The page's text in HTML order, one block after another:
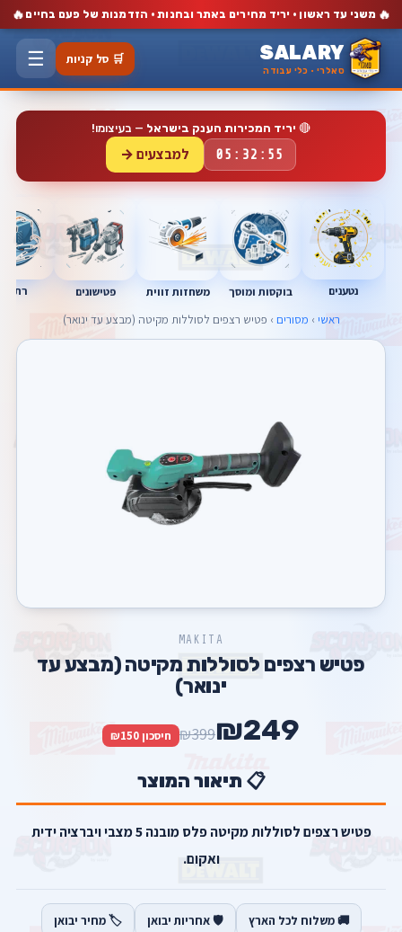
🔥 משני עד ראשון · יריד מחירים באתר ובחנות · הזדמנות של פעם בחיים 🔥
SALARY
סאלרי · כלי עבודה
🛒 סל קניות ☰
🔴 יריד המכירות הענק בישראל — בעיצומו!
05:32:54 למבצעים →
נטענים בוקסות ומוסך משחזות זווית פטישונים
ראשי › מסורים › פטיש רצפים לסוללות מקיטה (מבצע עד ינואר)
MAKITA
פטיש רצפים לסוללות מקיטה (מבצע עד
ינואר)
₪249
₪399 חיסכון ₪150
📋 תיאור המוצר
פטיש רצפים לסוללות מקיטה פלס מובנה 5 מצבי ויברציה ידית
ואקום.
🚚 משלוח לכל הארץ 🛡️ אחריות יבואן 🏷️ מחיר יבואן